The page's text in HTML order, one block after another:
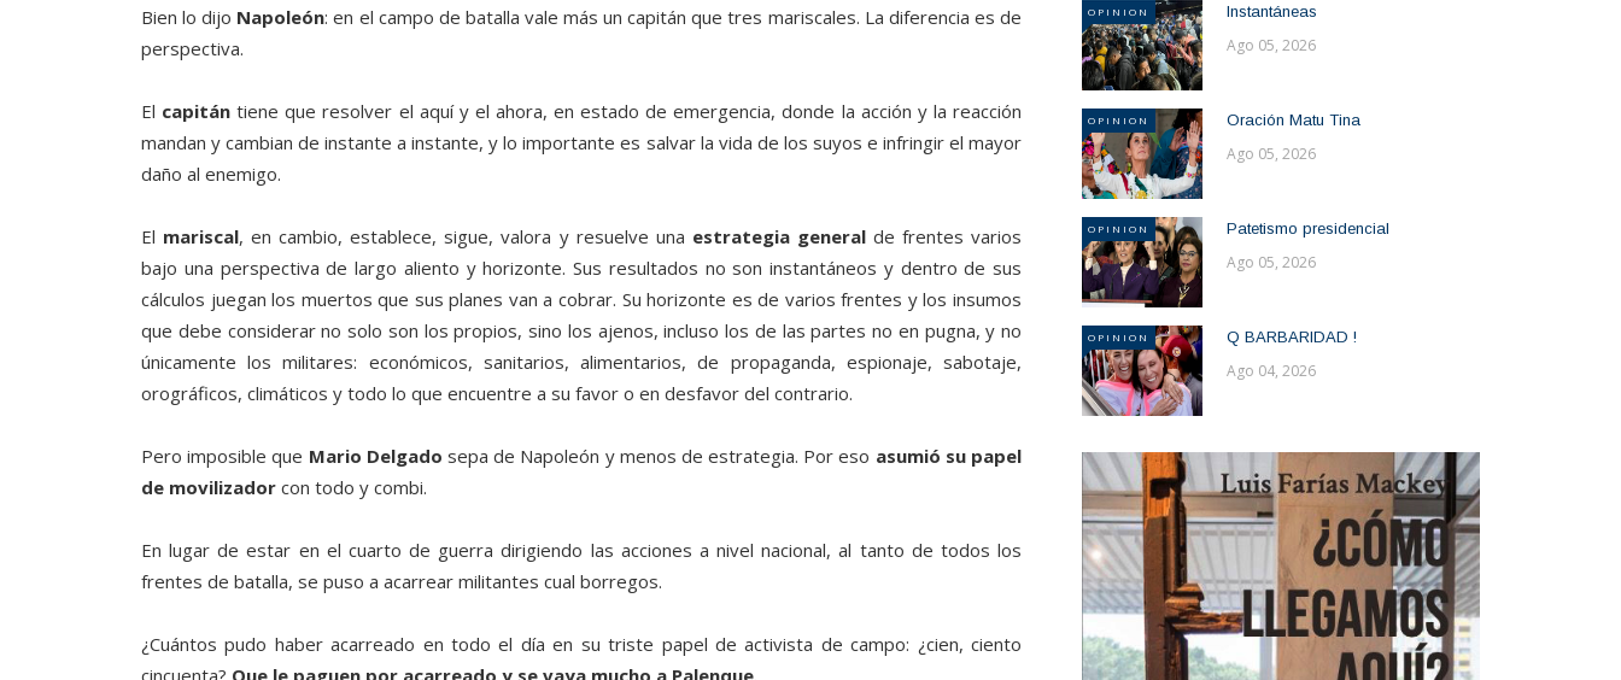
Bien lo dijo Napoleón: en el campo de batalla vale más un capitán que tres mariscales. La diferencia es de
perspectiva.
El capitán tiene que resolver el aquí y el ahora, en estado de emergencia, donde la acción y la reacción
mandan y cambian de instante a instante, y lo importante es salvar la vida de los suyos e infringir el mayor
daño al enemigo.
El mariscal, en cambio, establece, sigue, valora y resuelve una estrategia generalde frentes varios
bajo una perspectiva de largo aliento y horizonte. Sus resultados no son instantáneos y dentro de sus
cálculos juegan los muertos que sus planes van a cobrar. Su horizonte es de varios frentes y los insumos
que debe considerar no solo son los propios, sino los ajenos, incluso los de las partes no en pugna, y no
únicamente los militares: económicos, sanitarios, alimentarios, de propaganda, espionaje, sabotaje,
orográficos, climáticos y todo lo que encuentre a su favor o en desfavor del contrario.
Pero imposible que Mario Delgado sepa de Napoleón y menos de estrategia. Por eso asumió su papel
de movilizador con todo y combi.
En lugar de estar en el cuarto de guerra dirigiendo las acciones a nivel nacional, al tanto de todos los
frentes de batalla, se puso a acarrear militantes cual borregos.
¿Cuántos pudo haber acarreado en todo el día en su triste papel de activista de campo: ¿cien, ciento
OPINION Instantáneas
Ago 05, 2026
OPINION Oración Matu Tina
Ago 05, 2026
OPINION Patetismo presidencial
Ago 05, 2026
OPINION Q BARBARIDAD !
Ago 04, 2026